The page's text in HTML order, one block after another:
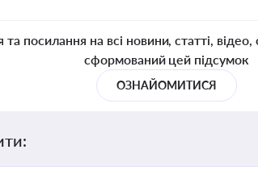
посилання на всі новини, статті,
сформований цей підсумок
ОЗНАЙОМИТИСЯ